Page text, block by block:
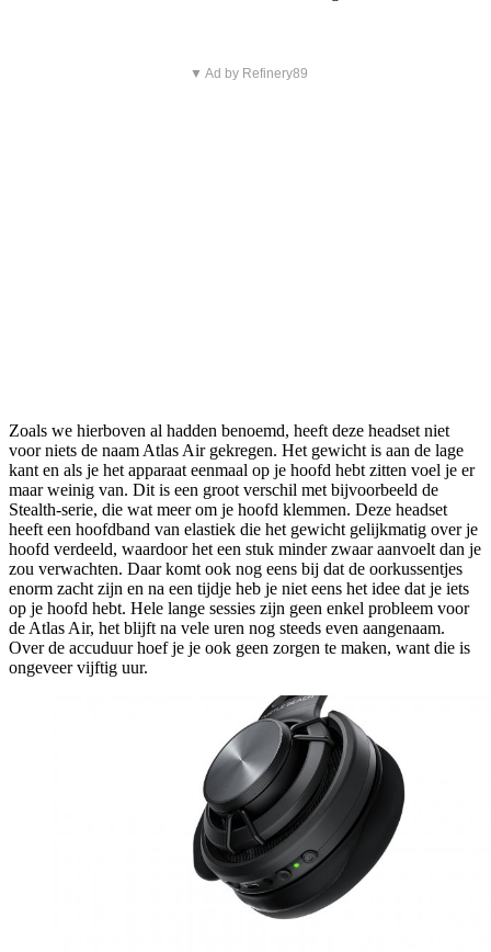
▼ Ad by Refinery89
Zoals we hierboven al hadden benoemd, heeft deze headset niet
voor niets de naam Atlas Air gekregen. Het gewicht is aan de lage
kant en als je het apparaat eenmaal op je hoofd hebt zitten voel je er
maar weinig van. Dit is een groot verschil met bijvoorbeeld de
Stealth-serie, die wat meer om je hoofd klemmen. Deze headset
heeft een hoofdband van elastiek die het gewicht gelijkmatig over je
hoofd verdeeld, waardoor het een stuk minder zwaar aanvoelt dan je
zou verwachten. Daar komt ook nog eens bij dat de oorkussentjes
enorm zacht zijn en na een tijdje heb je niet eens het idee dat je iets
op je hoofd hebt. Hele lange sessies zijn geen enkel probleem voor
de Atlas Air, het blijft na vele uren nog steeds even aangenaam.
Over de accuduur hoef je je ook geen zorgen te maken, want die is
ongeveer vijftig uur.